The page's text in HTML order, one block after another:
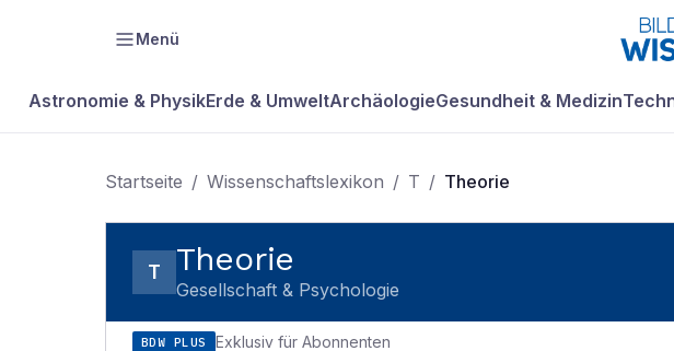
Menü
Astronomie & PhysikErde & UmweltArchäologieGesundheit & Medizin
Startseite / Wissenschaftslexikon / T / Theorie
T Theorie
Gesellschaft & Psychologie
BDW PLUS Exklusiv für Abonnenten